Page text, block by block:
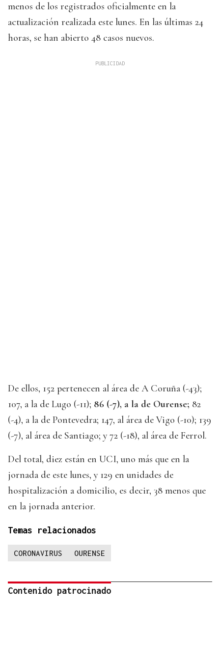
menos de los registrados oficialmente en la
actualización realizada este lunes. En las últimas 24
horas, se han abierto 48 casos nuevos.
De ellos, 152 pertenecen al área de A Coruña (-43);
107, a la de Lugo (-11); 86 (-7), a la de Ourense; 82
(-4), a la de Pontevedra; 147, al área de Vigo (-10); 139
(-7), al área de Santiago; y 72 (-18), al área de Ferrol.
Del total, diez están en UCI, uno más que en la
jornada de este lunes, y 129 en unidades de
hospitalización a domicilio, es decir, 38 menos que
en la jornada anterior.
Temas relacionados
CORONAVIRUS OURENSE
Contenido patrocinado